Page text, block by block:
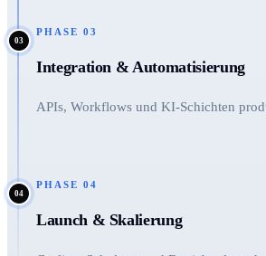
03
PHASE 03
Integration & Automatisierung
APIs, Workflows und KI-Schichten
04
PHASE 04
Launch & Skalierung